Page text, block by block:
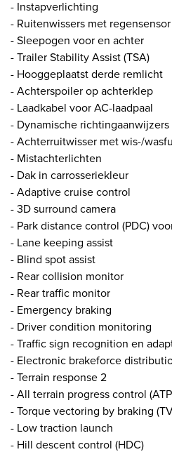
- Instapverlichting
- Ruitenwissers met regensensor
- Sleepogen voor en achter
- Trailer Stability Assist (TSA)
- Hooggeplaatst derde remlicht
- Achterspoiler op achterklep
- Laadkabel voor AC-laadpaal
- Dynamische
- Achterruitwisser met wis-/
- Mistachterlichten
- Dak in carrosseriekleur
- Adaptive cruise control
- 3D surround camera
- Park distance control (PDC)
- Lane keeping assist
- Blind spot assist
- Rear collision monitor
- Rear traffic monitor
- Emergency braking
- Driver condition monitoring
- Traffic sign recognition en
- Electronic brakeforce
- Terrain response 2
- All terrain progress control
- Torque vectoring by braking
- Low traction launch
- Hill descent control (HDC)